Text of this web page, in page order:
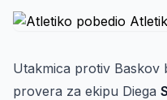
Utakmica protiv Baskov
provera za ekipu Diega